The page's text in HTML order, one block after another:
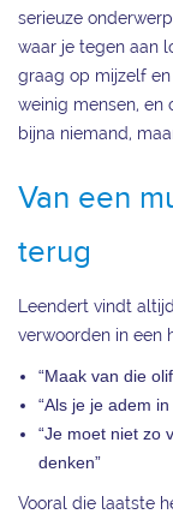
serieuze
waar je tegen aan
graag op mijzelf
weinig mensen, en
bijna niemand,
Van een
terug
Leendert vindt
verwoorden in een
“Maak van die
“Als je je adem
“Je moet niet zo
denken”
Vooral die laatste